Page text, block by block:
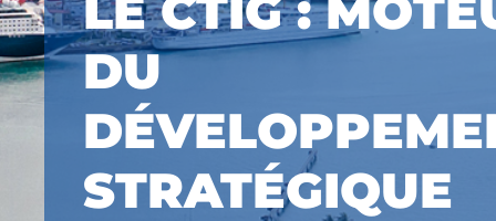
DU
STRATÉGIQUE